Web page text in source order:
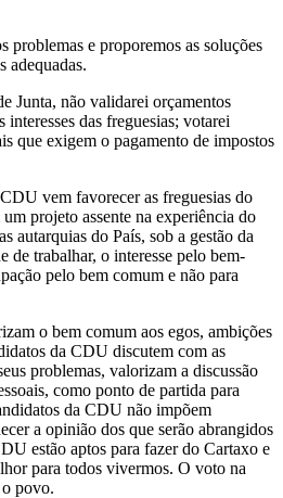
problemas e proporemos as soluções
adequadas.
Junta, não validarei orçamentos
das freguesias; votarei
que exigem o pagamento de impostos
vem favorecer as freguesias do
projeto assente na experiência do
autarquias do País, sob a gestão da
de trabalhar, o interesse pelo bem-
pelo bem comum e não para
o bem comum aos egos, ambições
da CDU discutem com as
problemas, valorizam a discussão
como ponto de partida para
da CDU não impõem
a opinião dos que serão abrangidos
estão aptos para fazer do Cartaxo e
para todos vivermos. O voto na
povo.